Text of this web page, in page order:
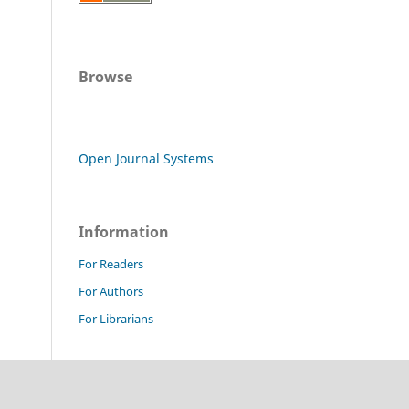
Browse
Open Journal Systems
Information
For Readers
For Authors
For Librarians